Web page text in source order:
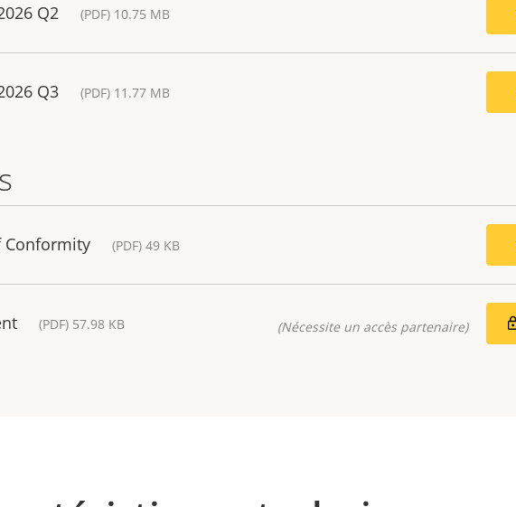
Q2 (PDF) 10.75 MB
Q3 (PDF) 11.77 MB
Conformity (PDF) 49 KB
(PDF) 57.98 KB (Nécessite un accès partenaire)